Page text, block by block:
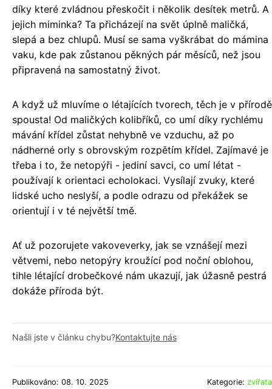
díky které zvládnou přeskočit i několik desítek metrů. A
jejich miminka? Ta přicházejí na svět úplně maličká,
slepá a bez chlupů. Musí se sama vyškrábat do mámina
vaku, kde pak zůstanou pěkných pár měsíců, než jsou
připravená na samostatný život.
A když už mluvíme o létajících tvorech, těch je v přírodě
spousta! Od maličkých kolibříků, co umí díky rychlému
mávání křídel zůstat nehybně ve vzduchu, až po
nádherné orly s obrovským rozpětím křídel. Zajímavé je
třeba i to, že netopýři - jediní savci, co umí létat -
používají k orientaci echolokaci. Vysílají zvuky, které
lidské ucho neslyší, a podle odrazu od překážek se
orientují i v té největší tmě.
Ať už pozorujete vakoveverky, jak se vznášejí mezi
větvemi, nebo netopýry kroužící pod noční oblohou,
tihle létající drobečkové nám ukazují, jak úžasně pestrá
dokáže příroda být.
Našli jste v článku chybu?Kontaktujte nás
Publikováno: 08. 10. 2025 Kategorie: zvířata